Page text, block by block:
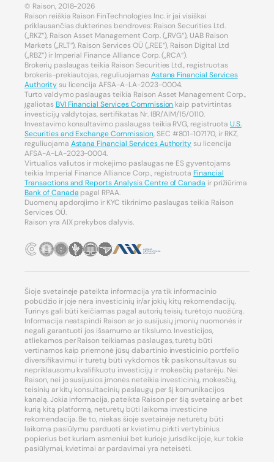
© Raison, 2018-2026
Raison reiškia Raison FinTechnologies Inc. ir jai visiškai
priklausančias dukterines bendroves: Raison Securities Ltd.
(„RKZ“), Raison Asset Management Corp. („RVG“), UAB Raison
Markets („RLT“), Raison Services OÜ („REE“), Raison Digital Ltd
(„RBZ“) ir Imperial Finance Alliance Corp. („RCA“).
Brokerių paslaugas teikia Raison Securities Ltd., registruotas
brokeris-prekiautojas, reguliuojamasAstana Financial Services
Authoritysu licencija AFSA-A-LA-2023-0004.
Turto valdymo paslaugas teikia Raison Asset Management Corp.,
įgaliotasBVI Financial Services Commission kaip patvirtintas
investicijų valdytojas, sertifikatas Nr. IBR/AIM/15/0110.
Investavimo konsultavimo paslaugas teikia RVG, registruota U.S.
Securities and Exchange Commission, SEC #801-107170, ir RKZ,
reguliuojama Astana Financial Services Authoritysu licencija
AFSA-A-LA-2023-0004.
Virtualios valiutos ir mokėjimo paslaugas ne ES gyventojams
teikia Imperial Finance Alliance Corp., registruotaFinancial
Transactions and Reports Analysis Centre of Canada ir prižiūrima
Bank of Canada pagal RPAA.
Duomenų apdorojimo ir KYC tikrinimo paslaugas teikia Raison
Services OÜ.
Raison yra AIX prekybos dalyvis.
Šioje svetainėje pateikta informacija yra tik informacinio
pobūdžio ir joje nėra investicinių ir/ar jokių kitų rekomendacijų.
Turinys gali būti keičiamas pagal autorių teisių turėtojo nuožiūrą.
Informacija neatspindi Raison ar jo susijusių įmonių nuomonės ir
negali garantuoti jos išsamumo ar tikslumo. Investicijos,
atliekamos per Raison teikiamas paslaugas, turėtų būti
vertinamos kaip priemonė jūsų dabartinio investicinio portfelio
diversifikavimui ir turėtų būti vykdomos tik pasikonsultavus su
nepriklausomu kvalifikuotu investicijų ir mokesčių patarėju. Nei
Raison, nei jo susijusios įmonės neteikia investicinių, mokesčių,
teisinių ar kitų konsultacinių paslaugų per šį komunikacijos
kanalą. Jokia informacija, pateikta Raison per šią svetainę ar bet
kurią kitą platformą, neturėtų būti laikoma investicine
rekomendacija. Be to, niekas šioje svetainėje neturėtų būti
laikoma pasiūlymu parduoti ar kvietimu pirkti vertybinius
popierius bet kuriam asmeniui bet kurioje jurisdikcijoje, kur tokie
pasiūlymai, kvietimai ar pardavimai yra neteisėti.